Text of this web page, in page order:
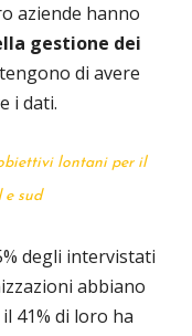
aziende hanno
gestione dei
di avere
i dati.
lontani per il
sud
degli intervistati
abbiano
41% di loro ha